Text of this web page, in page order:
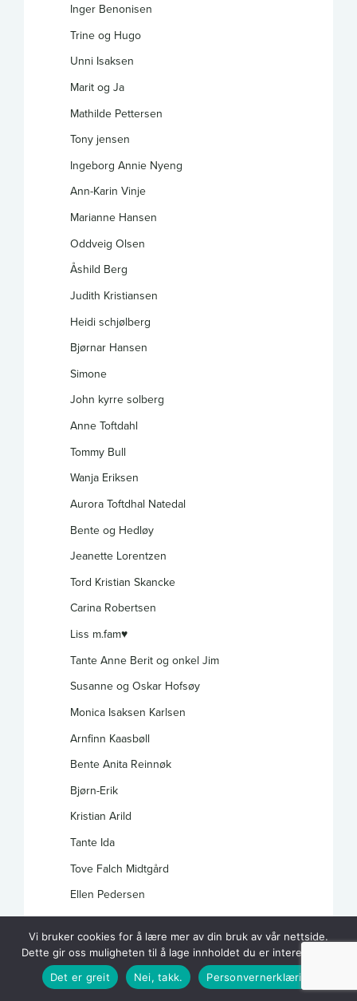
Inger Benonisen
Trine og Hugo
Unni Isaksen
Marit og Ja
Mathilde Pettersen
Tony jensen
Ingeborg Annie Nyeng
Ann-Karin Vinje
Marianne Hansen
Oddveig Olsen
Åshild Berg
Judith Kristiansen
Heidi schjølberg
Bjørnar Hansen
Simone
John kyrre solberg
Anne Toftdahl
Tommy Bull
Wanja Eriksen
Aurora Toftdhal Natedal
Bente og Hedløy
Jeanette Lorentzen
Tord Kristian Skancke
Carina Robertsen
Liss m.fam♥️
Tante Anne Berit og onkel Jim
Susanne og Oskar Hofsøy
Monica Isaksen Karlsen
Arnfinn Kaasbøll
Bente Anita Reinnøk
Bjørn-Erik
Kristian Arild
Tante Ida
Tove Falch Midtgård
Ellen Pedersen
Sissel Kaasbøll
Karin Richardsen Bratland
Wenche Johansen
Vi bruker cookies for å lære mer av din bruk av vår nettside.
Dette gir oss muligheten til å lage innholdet du er interessert i.
Det er greit
Nei, takk. Personvernerklæring